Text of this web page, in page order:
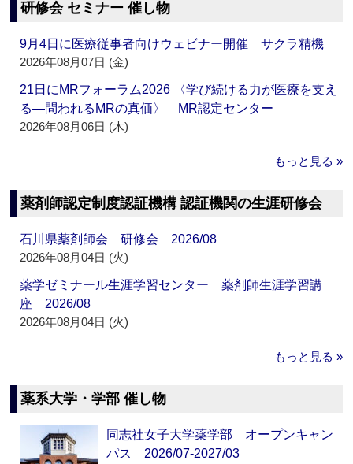
研修会 セミナー 催し物
9月4日に医療従事者向けウェビナー開催 サクラ精機
2026年08月07日 (金)
21日にMRフォーラム2026 〈学び続ける力が医療を支え
る―問われるMRの真価〉 MR認定センター
2026年08月06日 (木)
もっと見る »
薬剤師認定制度認証機構 認証機関の生涯研修会
石川県薬剤師会 研修会 2026/08
2026年08月04日 (火)
薬学ゼミナール生涯学習センター 薬剤師生涯学習講
座 2026/08
2026年08月04日 (火)
もっと見る »
薬系大学・学部 催し物
同志社女子大学薬学部 オープンキャン
パス 2026/07-2027/03